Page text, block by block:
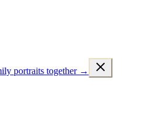
portraits together →